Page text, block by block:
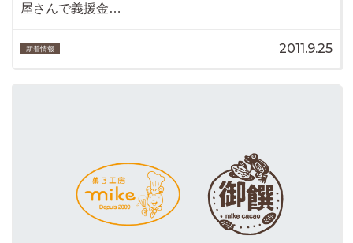
屋さんで義援金…
新着情報 2011.9.25